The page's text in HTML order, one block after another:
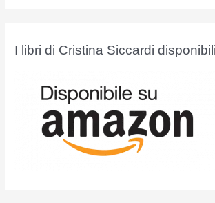
I libri di Cristina Siccardi